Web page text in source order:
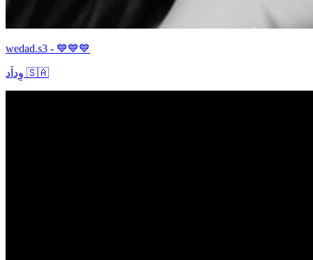
wedad.s3 - 💙💙💙
وِداَد 🇸🇦